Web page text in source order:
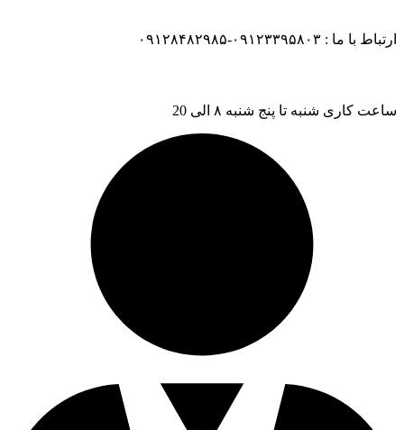
ارتباط با ما : ۰۹۱۲۳۳۹۵۸۰۳-۰۹۱۲۸۴۸۲۹۸۵
ساعت کاری شنبه تا پنج شنبه ۸ الی 20